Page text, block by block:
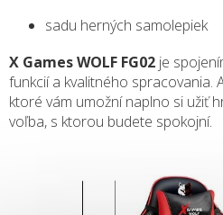
sadu herných samolepiek
X Games WOLF FG02 je
funkcií a kvalitného spracovania.
ktoré vám umožní naplno si užiť
voľba, s ktorou budete spokojní.